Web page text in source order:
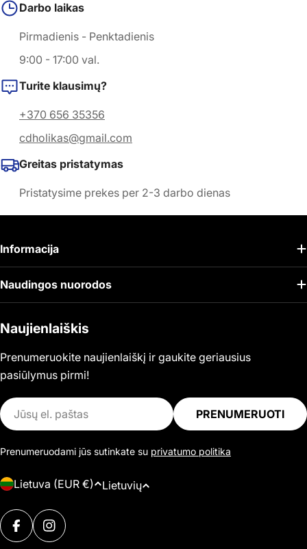
Darbo laikas
Pirmadienis - Penktadienis
9:00 - 17:00 val.
Turite klausimų?
+370 656 35356
cdholikas@gmail.com
Greitas pristatymas
Pristatysime prekes per 2-3 darbo dienas
Naujienlaiškis
Prenumeruokite naujienlaiškį ir gaukite geriausius
pasiūlymus pirmi!
El.
paštas
PRENUMERUOTI
Prenumeruodami jūs sutinkate su privatumo politika
Informacija
Naudingos nuorodos
Š
l
i
Lietuva (EUR €)
K
Lietuvių
Mokėjimo
būdaiFACEBOOKINSTAGRAM